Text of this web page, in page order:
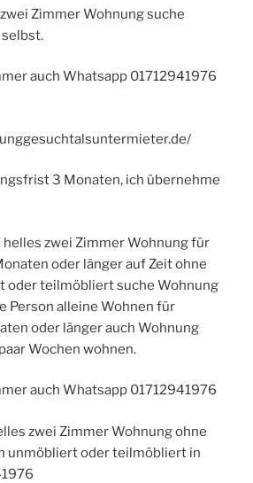
zwei Zimmer Wohnung suche
auch Whatsapp 01712941976
3 Monaten, ich übernehme
helles zwei Zimmer Wohnung für
oder länger auf Zeit ohne
oder teilmöbliert suche Wohnung
Person alleine Wohnen für
oder länger auch Wohnung
Wochen wohnen.
auch Whatsapp 01712941976
zwei Zimmer Wohnung ohne
unmöbliert oder teilmöbliert in